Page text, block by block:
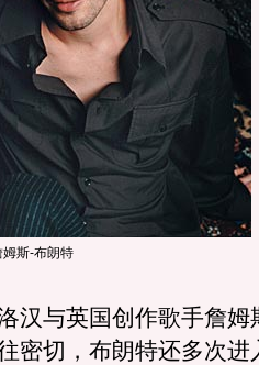
姆斯-布朗特
与英国创作歌手詹姆
密切，布朗特还多次进